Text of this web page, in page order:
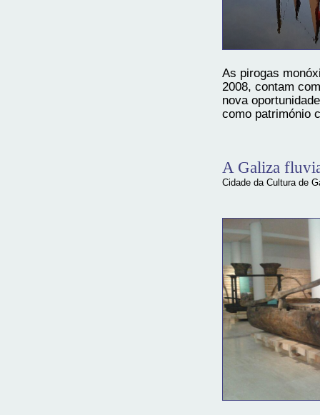
As pirogas
2008, contam
nova
como património
A Galiza
Cidade da Cultura de